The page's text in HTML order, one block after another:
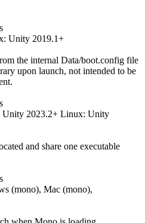
Unity 2019.1+
the internal Data/boot.config file
upon launch, not intended to be
2023.2+ Linux: Unity
and share one executable
(mono), Mac (mono),